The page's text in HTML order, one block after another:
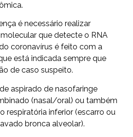
é necessário realizar
que detecte o RNA
coronavírus é feito com a
está indicada sempre que
de caso suspeito.
aspirado de nasofaringe
(nasal/oral) ou também
respiratória inferior (escarro ou
bronca alveolar).